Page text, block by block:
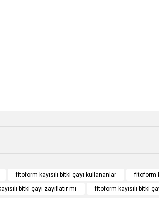
fitoform kayısılı bitki çayı kullananlar fitoform
bitki çayı zayıflatır mı fitoform kayısılı bitki